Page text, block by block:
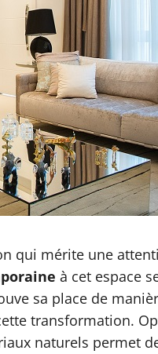
qui mérite une
à cet espace
sa place de
transformation.
naturels permet